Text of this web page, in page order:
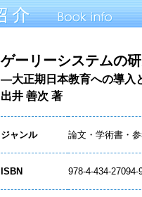
ゲーリーシステムの
―大正期日本教育への導入
出井 善次 著
ジャンル 論文・学術書・
ISBN 978-4-434-27094-